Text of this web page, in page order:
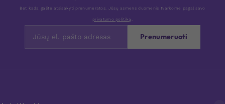
Bet kada galite atsisakyti prenumeratos. Jūsų asmens duomenis tvarkome pagal savo
privatumo politiką .
Prenumeruoti